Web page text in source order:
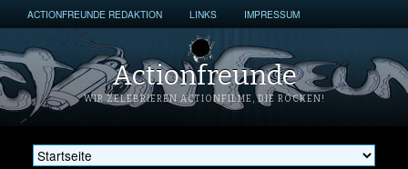
ACTIONFREUNDE REDAKTION LINKS IMPRESSUM
Actionfreunde
WIR ZELEBRIEREN ACTIONFILME, DIE ROCKEN!